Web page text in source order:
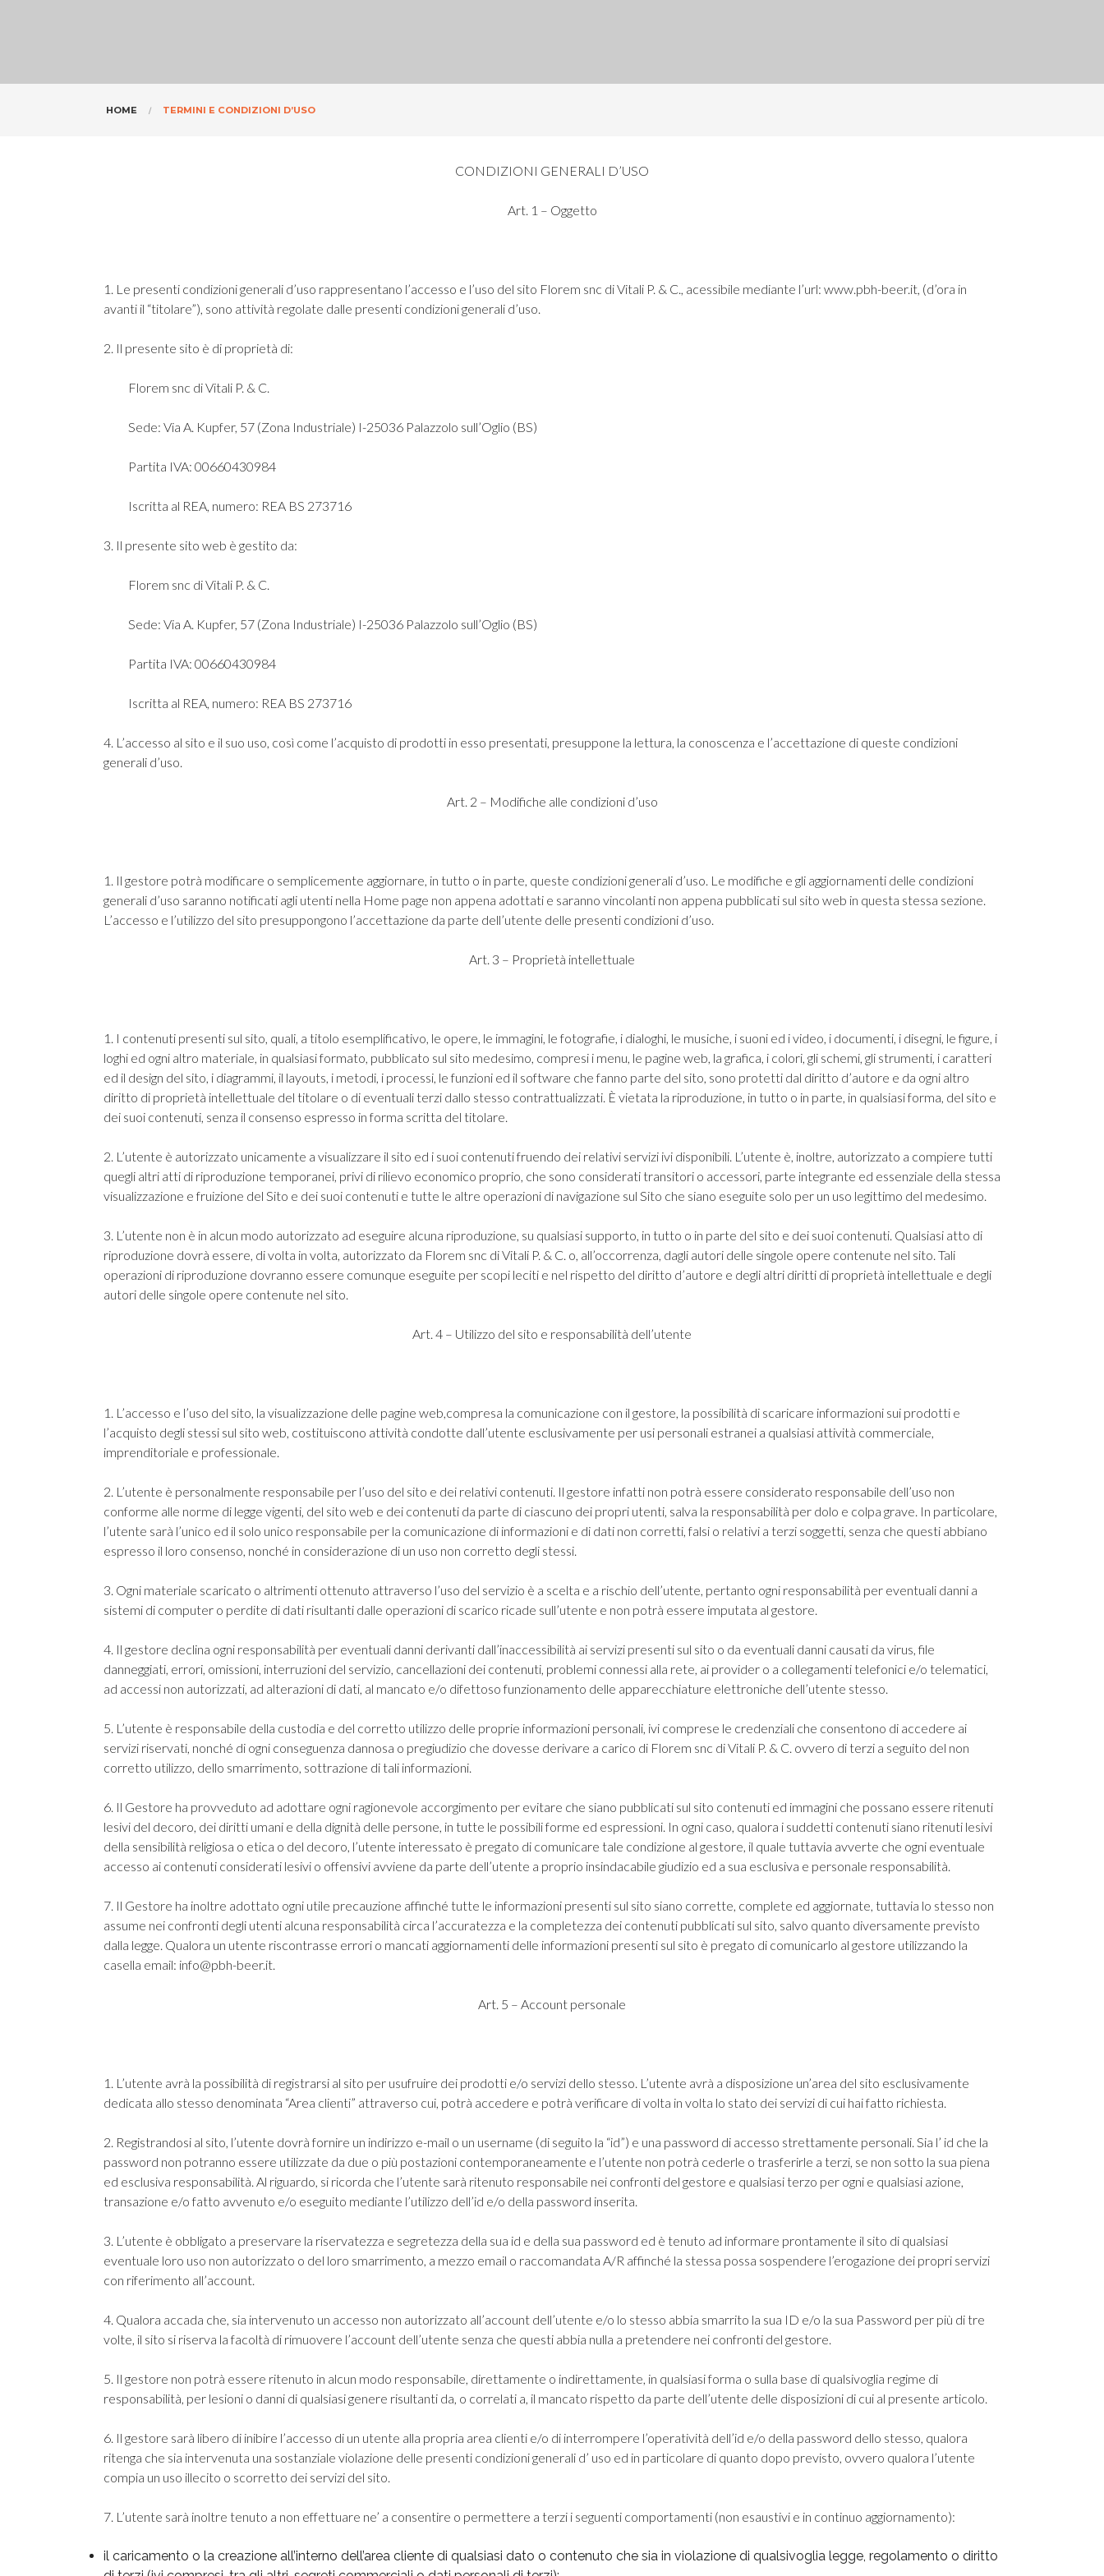
HOME TERMINI E CONDIZIONI D’USO
CONDIZIONI GENERALI D’USO
Art. 1 – Oggetto
1. Le presenti condizioni generali d’uso rappresentano l’accesso e l’uso del sito Florem snc di Vitali P. & C., acessibile mediante l’url: www.pbh-beer.it, (d’ora in
avanti il “titolare”), sono attività regolate dalle presenti condizioni generali d’uso.
2. Il presente sito è di proprietà di:
Florem snc di Vitali P. & C.
Sede: Via A. Kupfer, 57 (Zona Industriale) I-25036 Palazzolo sull’Oglio (BS)
Partita IVA: 00660430984
Iscritta al REA, numero: REA BS 273716
3. Il presente sito web è gestito da:
Florem snc di Vitali P. & C.
Sede: Via A. Kupfer, 57 (Zona Industriale) I-25036 Palazzolo sull’Oglio (BS)
Partita IVA: 00660430984
Iscritta al REA, numero: REA BS 273716
4. L’accesso al sito e il suo uso, così come l’acquisto di prodotti in esso presentati, presuppone la lettura, la conoscenza e l’accettazione di queste condizioni
generali d’uso.
Art. 2 – Modifiche alle condizioni d’uso
1. Il gestore potrà modificare o semplicemente aggiornare, in tutto o in parte, queste condizioni generali d’uso. Le modifiche e gli aggiornamenti delle condizioni
generali d’uso saranno notificati agli utenti nella Home page non appena adottati e saranno vincolanti non appena pubblicati sul sito web in questa stessa sezione.
L’accesso e l’utilizzo del sito presuppongono l’accettazione da parte dell’utente delle presenti condizioni d’uso.
Art. 3 – Proprietà intellettuale
1. I contenuti presenti sul sito, quali, a titolo esemplificativo, le opere, le immagini, le fotografie, i dialoghi, le musiche, i suoni ed i video, i documenti, i disegni, le figure, i
loghi ed ogni altro materiale, in qualsiasi formato, pubblicato sul sito medesimo, compresi i menu, le pagine web, la grafica, i colori, gli schemi, gli strumenti, i caratteri
ed il design del sito, i diagrammi, il layouts, i metodi, i processi, le funzioni ed il software che fanno parte del sito, sono protetti dal diritto d’autore e da ogni altro
diritto di proprietà intellettuale del titolare o di eventuali terzi dallo stesso contrattualizzati. È vietata la riproduzione, in tutto o in parte, in qualsiasi forma, del sito e
dei suoi contenuti, senza il consenso espresso in forma scritta del titolare.
2. L’utente è autorizzato unicamente a visualizzare il sito ed i suoi contenuti fruendo dei relativi servizi ivi disponibili. L’utente è, inoltre, autorizzato a compiere tutti
quegli altri atti di riproduzione temporanei, privi di rilievo economico proprio, che sono considerati transitori o accessori, parte integrante ed essenziale della stessa
visualizzazione e fruizione del Sito e dei suoi contenuti e tutte le altre operazioni di navigazione sul Sito che siano eseguite solo per un uso legittimo del medesimo.
3. L’utente non è in alcun modo autorizzato ad eseguire alcuna riproduzione, su qualsiasi supporto, in tutto o in parte del sito e dei suoi contenuti. Qualsiasi atto di
riproduzione dovrà essere, di volta in volta, autorizzato da Florem snc di Vitali P. & C. o, all’occorrenza, dagli autori delle singole opere contenute nel sito. Tali
operazioni di riproduzione dovranno essere comunque eseguite per scopi leciti e nel rispetto del diritto d’autore e degli altri diritti di proprietà intellettuale e degli
autori delle singole opere contenute nel sito.
Art. 4 – Utilizzo del sito e responsabilità dell’utente
1. L’accesso e l’uso del sito, la visualizzazione delle pagine web,compresa la comunicazione con il gestore, la possibilità di scaricare informazioni sui prodotti e
l’acquisto degli stessi sul sito web, costituiscono attività condotte dall’utente esclusivamente per usi personali estranei a qualsiasi attività commerciale,
imprenditoriale e professionale.
2. L’utente è personalmente responsabile per l’uso del sito e dei relativi contenuti. Il gestore infatti non potrà essere considerato responsabile dell’uso non
conforme alle norme di legge vigenti, del sito web e dei contenuti da parte di ciascuno dei propri utenti, salva la responsabilità per dolo e colpa grave. In particolare,
l’utente sarà l’unico ed il solo unico responsabile per la comunicazione di informazioni e di dati non corretti, falsi o relativi a terzi soggetti, senza che questi abbiano
espresso il loro consenso, nonché in considerazione di un uso non corretto degli stessi.
3. Ogni materiale scaricato o altrimenti ottenuto attraverso l’uso del servizio è a scelta e a rischio dell’utente, pertanto ogni responsabilità per eventuali danni a
sistemi di computer o perdite di dati risultanti dalle operazioni di scarico ricade sull’utente e non potrà essere imputata al gestore.
4. Il gestore declina ogni responsabilità per eventuali danni derivanti dall’inaccessibilità ai servizi presenti sul sito o da eventuali danni causati da virus, file
danneggiati, errori, omissioni, interruzioni del servizio, cancellazioni dei contenuti, problemi connessi alla rete, ai provider o a collegamenti telefonici e/o telematici,
ad accessi non autorizzati, ad alterazioni di dati, al mancato e/o difettoso funzionamento delle apparecchiature elettroniche dell’utente stesso.
5. L’utente è responsabile della custodia e del corretto utilizzo delle proprie informazioni personali, ivi comprese le credenziali che consentono di accedere ai
servizi riservati, nonché di ogni conseguenza dannosa o pregiudizio che dovesse derivare a carico di Florem snc di Vitali P. & C. ovvero di terzi a seguito del non
corretto utilizzo, dello smarrimento, sottrazione di tali informazioni.
6. Il Gestore ha provveduto ad adottare ogni ragionevole accorgimento per evitare che siano pubblicati sul sito contenuti ed immagini che possano essere ritenuti
lesivi del decoro, dei diritti umani e della dignità delle persone, in tutte le possibili forme ed espressioni. In ogni caso, qualora i suddetti contenuti siano ritenuti lesivi
della sensibilità religiosa o etica o del decoro, l’utente interessato è pregato di comunicare tale condizione al gestore, il quale tuttavia avverte che ogni eventuale
accesso ai contenuti considerati lesivi o offensivi avviene da parte dell’utente a proprio insindacabile giudizio ed a sua esclusiva e personale responsabilità.
7. Il Gestore ha inoltre adottato ogni utile precauzione affinché tutte le informazioni presenti sul sito siano corrette, complete ed aggiornate, tuttavia lo stesso non
assume nei confronti degli utenti alcuna responsabilità circa l’accuratezza e la completezza dei contenuti pubblicati sul sito, salvo quanto diversamente previsto
dalla legge. Qualora un utente riscontrasse errori o mancati aggiornamenti delle informazioni presenti sul sito è pregato di comunicarlo al gestore utilizzando la
casella email: info@pbh-beer.it.
Art. 5 – Account personale
1. L’utente avrà la possibilità di registrarsi al sito per usufruire dei prodotti e/o servizi dello stesso. L’utente avrà a disposizione un’area del sito esclusivamente
dedicata allo stesso denominata “Area clienti” attraverso cui, potrà accedere e potrà verificare di volta in volta lo stato dei servizi di cui hai fatto richiesta.
2. Registrandosi al sito, l’utente dovrà fornire un indirizzo e-mail o un username (di seguito la “id”) e una password di accesso strettamente personali. Sia l’ id che la
password non potranno essere utilizzate da due o più postazioni contemporaneamente e l’utente non potrà cederle o trasferirle a terzi, se non sotto la sua piena
ed esclusiva responsabilità. Al riguardo, si ricorda che l’utente sarà ritenuto responsabile nei confronti del gestore e qualsiasi terzo per ogni e qualsiasi azione,
transazione e/o fatto avvenuto e/o eseguito mediante l’utilizzo dell’id e/o della password inserita.
3. L’utente è obbligato a preservare la riservatezza e segretezza della sua id e della sua password ed è tenuto ad informare prontamente il sito di qualsiasi
eventuale loro uso non autorizzato o del loro smarrimento, a mezzo email o raccomandata A/R affinché la stessa possa sospendere l’erogazione dei propri servizi
con riferimento all’account.
4. Qualora accada che, sia intervenuto un accesso non autorizzato all’account dell’utente e/o lo stesso abbia smarrito la sua ID e/o la sua Password per più di tre
volte, il sito si riserva la facoltà di rimuovere l’account dell’utente senza che questi abbia nulla a pretendere nei confronti del gestore.
5. Il gestore non potrà essere ritenuto in alcun modo responsabile, direttamente o indirettamente, in qualsiasi forma o sulla base di qualsivoglia regime di
responsabilità, per lesioni o danni di qualsiasi genere risultanti da, o correlati a, il mancato rispetto da parte dell’utente delle disposizioni di cui al presente articolo.
6. Il gestore sarà libero di inibire l’accesso di un utente alla propria area clienti e/o di interrompere l’operatività dell’id e/o della password dello stesso, qualora
ritenga che sia intervenuta una sostanziale violazione delle presenti condizioni generali d’ uso ed in particolare di quanto dopo previsto, ovvero qualora l’utente
compia un uso illecito o scorretto dei servizi del sito.
7. L’utente sarà inoltre tenuto a non effettuare ne’ a consentire o permettere a terzi i seguenti comportamenti (non esaustivi e in continuo aggiornamento):
il caricamento o la creazione all’interno dell’area cliente di qualsiasi dato o contenuto che sia in violazione di qualsivoglia legge, regolamento o diritto